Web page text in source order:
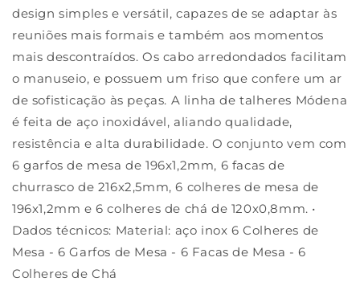
design simples e versátil, capazes de se adaptar às
reuniões mais formais e também aos momentos
mais descontraídos. Os cabo arredondados facilitam
o manuseio, e possuem um friso que confere um ar
de sofisticação às peças. A linha de talheres Módena
é feita de aço inoxidável, aliando qualidade,
resistência e alta durabilidade. O conjunto vem com
6 garfos de mesa de 196x1,2mm, 6 facas de
churrasco de 216x2,5mm, 6 colheres de mesa de
196x1,2mm e 6 colheres de chá de 120x0,8mm. •
Dados técnicos: Material: aço inox 6 Colheres de
Mesa - 6 Garfos de Mesa - 6 Facas de Mesa - 6
Colheres de Chá